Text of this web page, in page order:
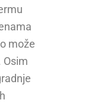
može
Osim